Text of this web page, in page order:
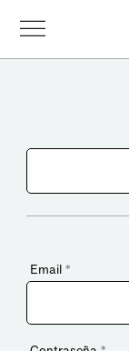
Email *